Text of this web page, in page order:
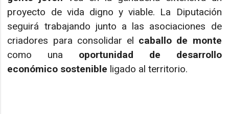
proyecto de vida digno y viable. La Diputación
seguirá trabajando junto a las asociaciones de
criadores para consolidar el caballo de monte
como una oportunidad de desarrollo
económico sostenible ligado al territorio.